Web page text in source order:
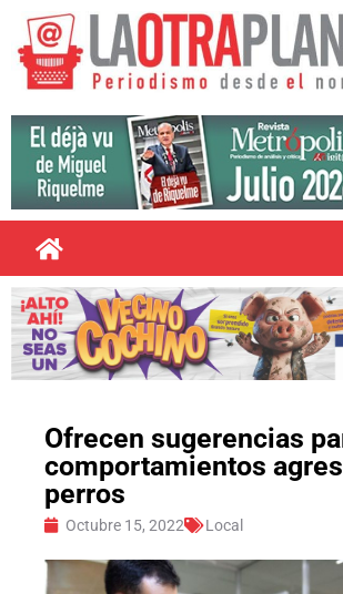
Ofrecen sugerencias
comportamientos
perros
Octubre 15, 2022 Local